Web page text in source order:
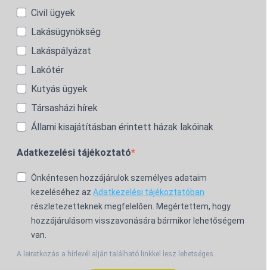
Civil ügyek
Lakásügynökség
Lakáspályázat
Lakótér
Kutyás ügyek
Társasházi hírek
Állami kisajátításban érintett házak lakóinak
Adatkezelési tájékoztató
Önkéntesen hozzájárulok személyes adataim
kezeléséhez az Adatkezelési tájékoztatóban
részletezetteknek megfelelően. Megértettem, hogy
hozzájárulásom visszavonására bármikor lehetőségem
van.
A leiratkozás a hírlevél alján található linkkel lesz lehetséges.